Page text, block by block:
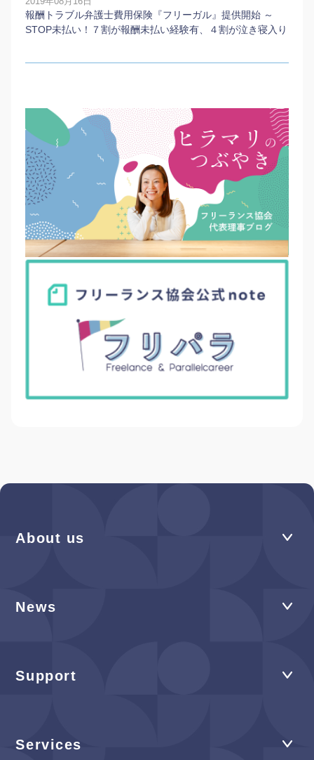
報酬トラブル弁護士費用保険『フリーガル』提供開始 ～
STOP未払い！７割が報酬未払い経験有、４割が泣き寝入り
About us
News
Support
Services